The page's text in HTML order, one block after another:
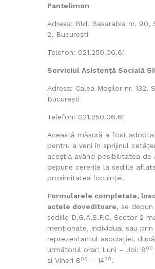
Pantelimon
Adresa: Bld. Basarabia nr. 90,
2, București
Telefon: 021.250.06.61
Serviciul Asistență Socială
Adresa: Calea Moșilor nr. 132,
București
Telefon: 021.250.06.61
Această măsură a fost
pentru a veni în sprijinul
aceștia având posibilitatea de
depune cererile la sediile
proximitatea locuinței.
Formularele completate,
actele doveditoare, se depun
sediile D.G.A.S.P.C. Sector 2
menționate, individual sau prin
reprezentantul asociaţiei, după
următorul orar: Luni – Joi: 800
și Vineri 800 – 1400.